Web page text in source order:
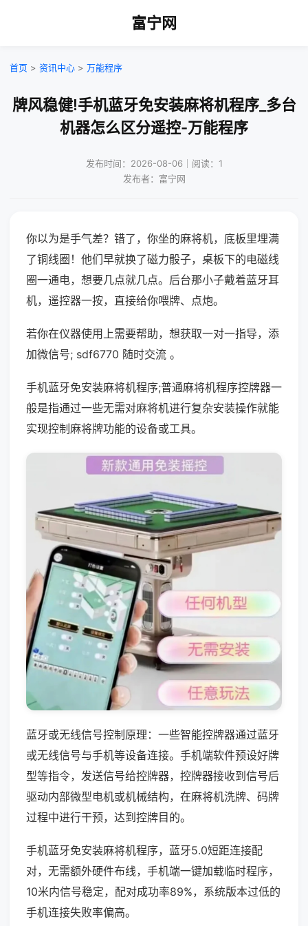
富宁网
首页 > 资讯中心 > 万能程序
牌风稳健!手机蓝牙免安装麻将机程序_多台
机器怎么区分遥控-万能程序
发布时间：2026-08-06｜阅读：1
发布者：富宁网
你以为是手气差？错了，你坐的麻将机，底板里埋满
了铜线圈！他们早就换了磁力骰子，桌板下的电磁线
圈一通电，想要几点就几点。后台那小子戴着蓝牙耳
机，遥控器一按，直接给你喂牌、点炮。
若你在仪器使用上需要帮助，想获取一对一指导，添
加微信号; sdf6770 随时交流 。
手机蓝牙免安装麻将机程序;普通麻将机程序控牌器一
般是指通过一些无需对麻将机进行复杂安装操作就能
实现控制麻将牌功能的设备或工具。
蓝牙或无线信号控制原理：一些智能控牌器通过蓝牙
或无线信号与手机等设备连接。手机端软件预设好牌
型等指令，发送信号给控牌器，控牌器接收到信号后
驱动内部微型电机或机械结构，在麻将机洗牌、码牌
过程中进行干预，达到控牌目的。
手机蓝牙免安装麻将机程序，蓝牙5.0短距连接配
对，无需额外硬件布线，手机端一键加载临时程序，
10米内信号稳定，配对成功率89%，系统版本过低的
手机连接失败率偏高。